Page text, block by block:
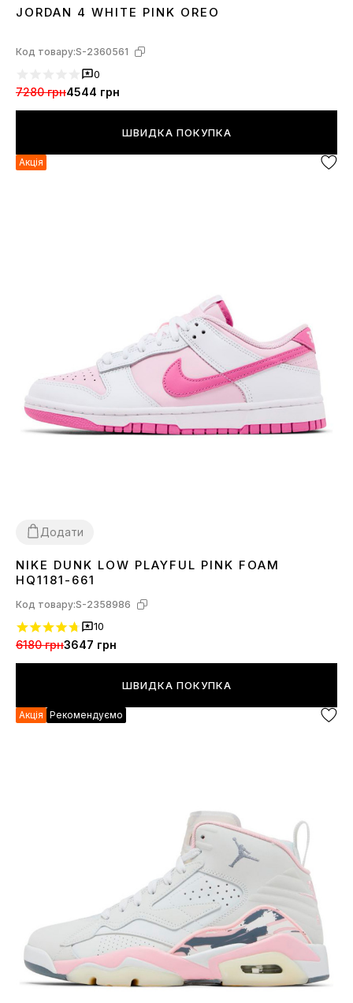
3637383940
JORDAN 4 WHITE PINK OREO
Код товару:S-2360561
0
7280 грн4544 грн
ШВИДКА ПОКУПКА
Акція
Додати
3637 383940
NIKE DUNK LOW PLAYFUL PINK FOAM
HQ1181-661
Код товару:S-2358986
10
6180 грн3647 грн
ШВИДКА ПОКУПКА
Акція Рекомендуємо